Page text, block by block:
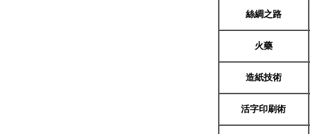
絲綢之路
火藥
造紙技術
活字印刷術